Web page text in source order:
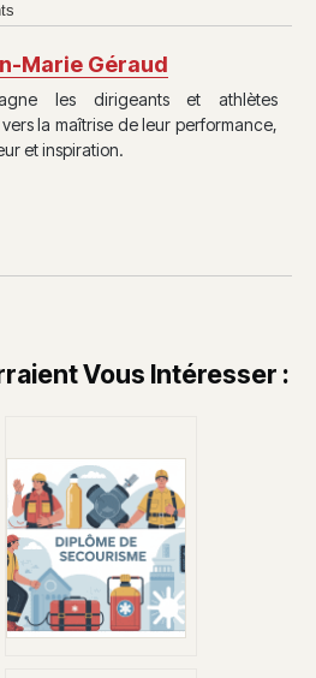
Marie Géraud
les dirigeants et athlètes
la maîtrise de leur performance,
et inspiration.
Vous Intéresser :